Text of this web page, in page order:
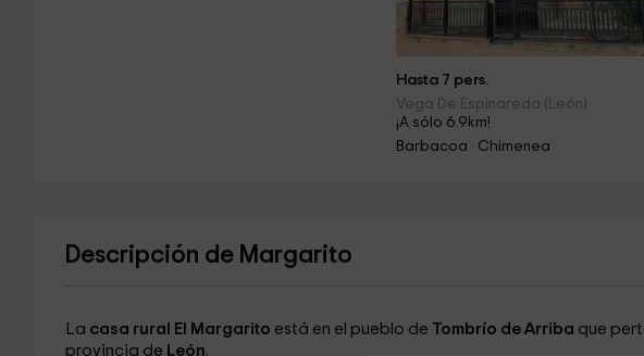
Hasta 7 pers.
Vega De Espinareda (León)
¡A sólo 6.9km!
Barbacoa · Chimenea
Descripción de Margarito
La casa rural El Margarito está en el pueblo de Tombrío de Arriba que
provincia de León.